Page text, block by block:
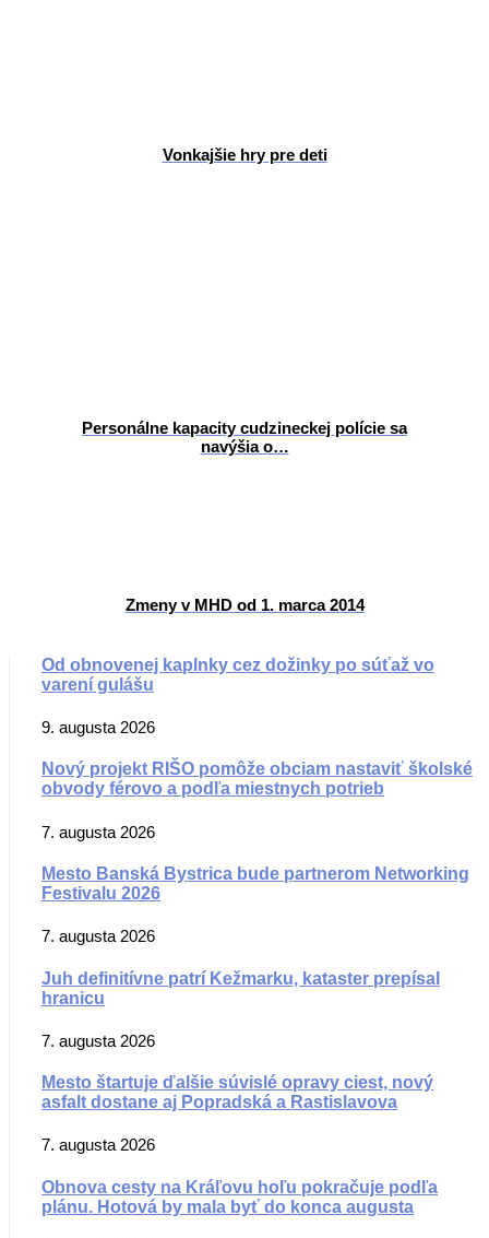
Vonkajšie hry pre deti
Personálne kapacity cudzineckej polície sa
navýšia o…
Zmeny v MHD od 1. marca 2014
Od obnovenej kaplnky cez dožinky po súťaž vo
varení gulášu
9. augusta 2026
Nový projekt RIŠO pomôže obciam nastaviť školské
obvody férovo a podľa miestnych potrieb
7. augusta 2026
Mesto Banská Bystrica bude partnerom Networking
Festivalu 2026
7. augusta 2026
Juh definitívne patrí Kežmarku, kataster prepísal
hranicu
7. augusta 2026
Mesto štartuje ďalšie súvislé opravy ciest, nový
asfalt dostane aj Popradská a Rastislavova
7. augusta 2026
Obnova cesty na Kráľovu hoľu pokračuje podľa
plánu. Hotová by mala byť do konca augusta